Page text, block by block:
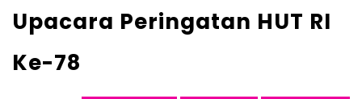
Upacara Peringatan HUT RI
Ke-78